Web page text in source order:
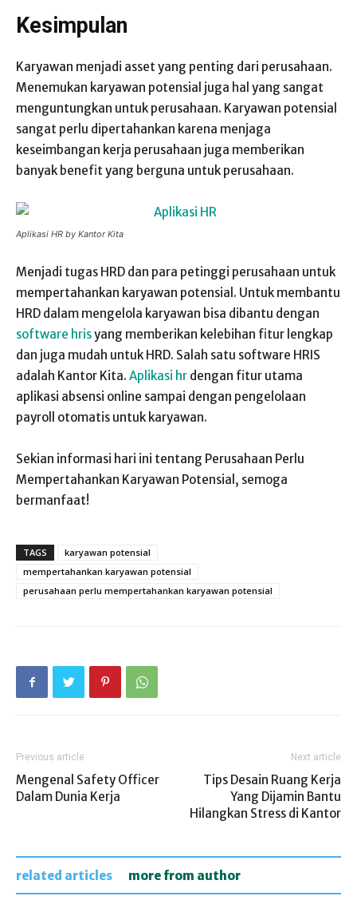
Kesimpulan
Karyawan menjadi asset yang penting dari perusahaan.
Menemukan karyawan potensial juga hal yang sangat
menguntungkan untuk perusahaan. Karyawan potensial
sangat perlu dipertahankan karena menjaga
keseimbangan kerja perusahaan juga memberikan
banyak benefit yang berguna untuk perusahaan.
Aplikasi HR by Kantor Kita
Menjadi tugas HRD dan para petinggi perusahaan untuk
mempertahankan karyawan potensial. Untuk membantu
HRD dalam mengelola karyawan bisa dibantu dengan
software hrisyang memberikan kelebihan fitur lengkap
dan juga mudah untuk HRD. Salah satu software HRIS
adalah Kantor Kita. Aplikasi hr dengan fitur utama
aplikasi absensi online sampai dengan pengelolaan
payroll otomatis untuk karyawan.
Sekian informasi hari ini tentang Perusahaan Perlu
Mempertahankan Karyawan Potensial, semoga
bermanfaat!
TAGS
karyawan potensial
mempertahankan karyawan potensial
perusahaan perlu mempertahankan karyawan potensial
Previous article
Mengenal Safety Officer
Dalam Dunia Kerja
Next article
Tips Desain Ruang Kerja
Yang Dijamin Bantu
Hilangkan Stress di Kantor
related articles more from author